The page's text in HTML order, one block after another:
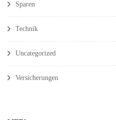
Sparen
Technik
Uncategorized
Versicherungen